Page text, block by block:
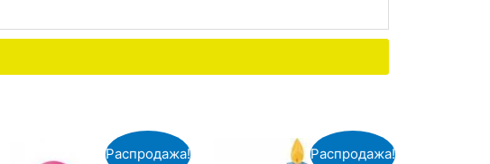
Распродажа! Распродажа!